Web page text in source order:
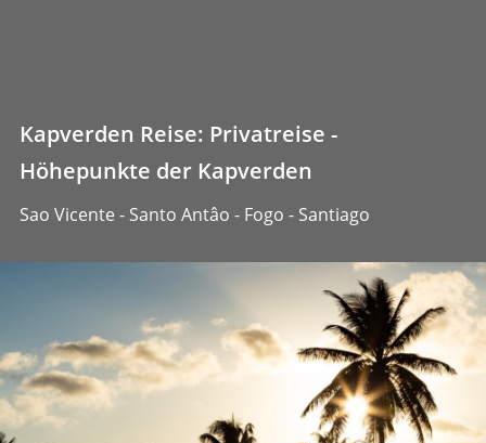
Kapverden Reise: Privatreise -
Höhepunkte der Kapverden
Sao Vicente - Santo Antâo - Fogo - Santiago